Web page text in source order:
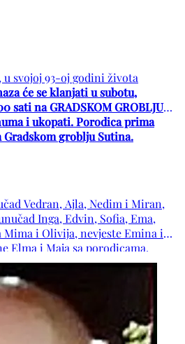
u svojoj 93-oj godini života
će se klanjati u subotu,
sati na GRADSKOM GROBLJU
i ukopati. Porodica prima
Gradskom groblju Sutina.
Vedran, Ajla, Nedim i Miran,
Inga, Edvin, Sofia, Ema,
Mima i Olivija, nevjeste Emina i
Elma i Maja sa porodicama,
bratične Lejla, Mirna i Arna sa
Nihad, Emica i Jasna sa
Rajković, Milavić,
Ćesko, Ohma, Karlsson, Bulatović,
rodbina, prijatelji,